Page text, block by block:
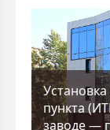
пункта
заводе —